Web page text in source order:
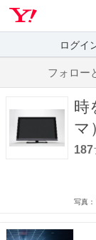
ログイ
フォロー
時
マ
187
写真：